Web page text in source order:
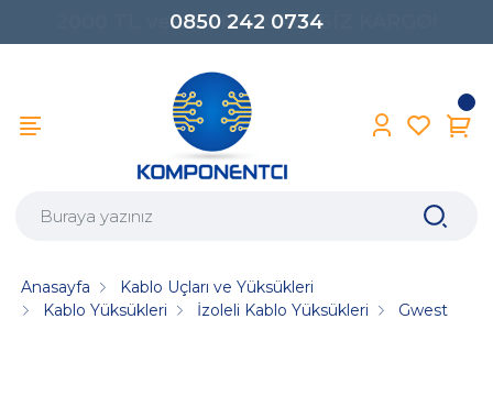
0850 242 0734
Anasayfa
Kablo Uçları ve Yüksükleri
Kablo Yüksükleri
İzoleli Kablo Yüksükleri Gwest